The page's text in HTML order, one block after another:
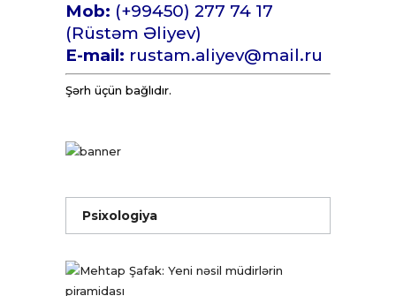
Mob: (+99450) 277 74 17
(Rüstəm Əliyev)
E-mail: rustam.aliyev@mail.ru
Şərh üçün bağlıdır.
Psixologiya